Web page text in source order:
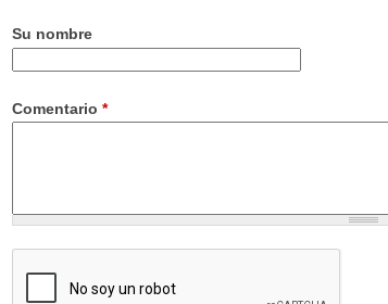
Su nombre
Comentario *